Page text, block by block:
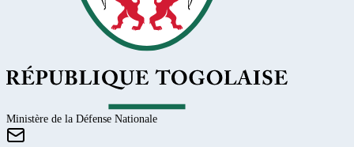
Ministère de la Défense Nationale